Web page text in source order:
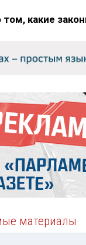
какие
материалы